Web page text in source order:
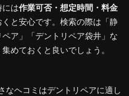
は作業可否・想定時間・料金
と安心です。検索の際は「静
ア」「デントリペア袋井」な
めておくと良いでしょう。
なヘコミはデントリペアに適し